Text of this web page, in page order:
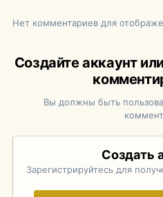
Нет комментариев для
Создайте аккаунт
Вы должны быть
Создать
Зарегистрируйтесь для